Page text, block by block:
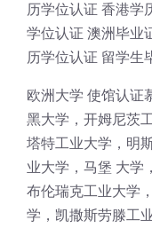
历学位认证 香港学
学位认证 澳洲毕业
历学位认证 留学生
欧洲大学 使馆认证
黑大学，开姆尼茨
塔特工业大学，明
业大学，马堡 大学
布伦瑞克工业大学
学，凯撒斯劳滕工